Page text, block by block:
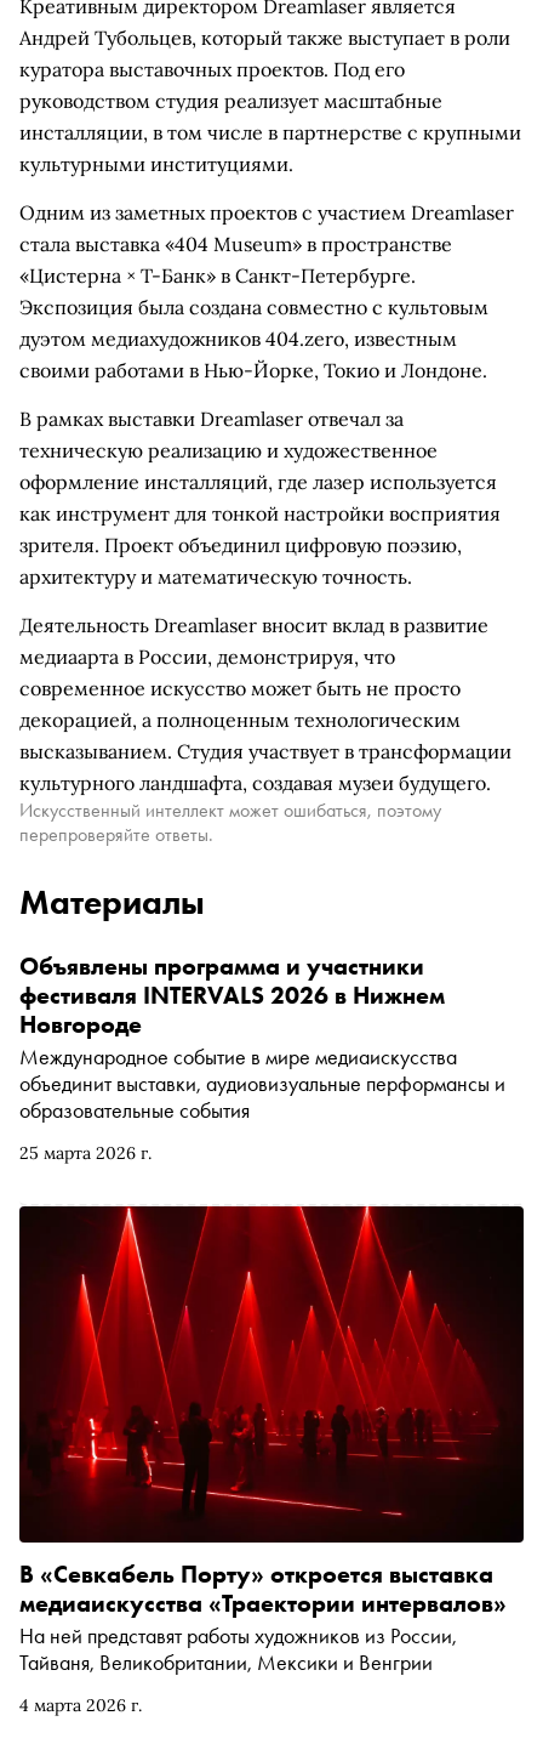
Креативным директором Dreamlaser является
Андрей Тубольцев, который также выступает в роли
куратора выставочных проектов. Под его
руководством студия реализует масштабные
инсталляции, в том числе в партнерстве с крупными
культурными институциями.
Одним из заметных проектов с участием Dreamlaser
стала выставка «404 Museum» в пространстве
«Цистерна × Т-Банк» в Санкт-Петербурге.
Экспозиция была создана совместно с культовым
дуэтом медиахудожников 404.zero, известным
своими работами в Нью-Йорке, Токио и Лондоне.
В рамках выставки Dreamlaser отвечал за
техническую реализацию и художественное
оформление инсталляций, где лазер используется
как инструмент для тонкой настройки восприятия
зрителя. Проект объединил цифровую поэзию,
архитектуру и математическую точность.
Деятельность Dreamlaser вносит вклад в развитие
медиаарта в России, демонстрируя, что
современное искусство может быть не просто
декорацией, а полноценным технологическим
высказыванием. Студия участвует в трансформации
культурного ландшафта, создавая музеи будущего.
Искусственный интеллект может ошибаться, поэтому
перепроверяйте ответы.
Материалы
25 марта 2026 г.
Объявлены программа и участники
фестиваля INTERVALS 2026 в Нижнем
Новгороде
Международное событие в мире медиаискусства
объединит выставки, аудиовизуальные перформансы и
образовательные события
4 марта 2026 г.
В «Севкабель Порту» откроется выставка
медиаискусства «Траектории интервалов»
На ней представят работы художников из России,
Тайваня, Великобритании, Мексики и Венгрии